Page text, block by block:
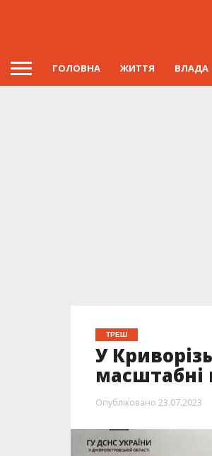
ГОЛОВНА ЖИТТЯ ВЛАДА
ТРЕШ
У
масштабні
Опубліковано 23.07.2023